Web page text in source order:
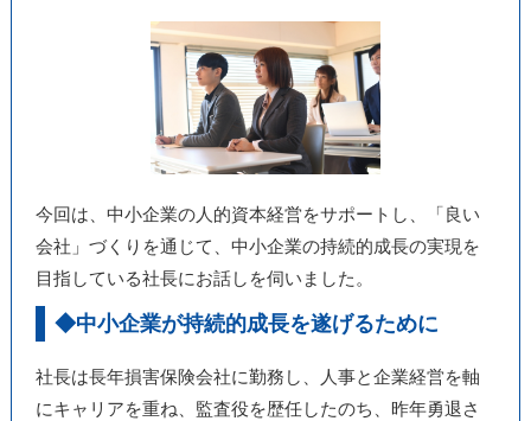
今回は、中小企業の人的資本経営をサポートし、「良い
会社」づくりを通じて、中小企業の持続的成長の実現を
目指している社長にお話しを伺いました。
◆中小企業が持続的成長を遂げるために
社長は長年損害保険会社に勤務し、人事と企業経営を軸
にキャリアを重ね、監査役を歴任したのち、昨年勇退さ